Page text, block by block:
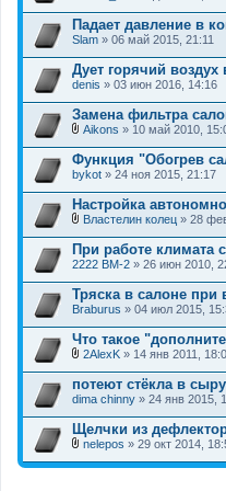
Падает давление в
Slam » 06 май 2015, 21:11
Дует горячий
denis » 03 июн 2016, 14:16
Замена фильтра
л
о
ж
е
н
и
Aikons » 10 май 2010,
Функция "Обогрев
bykot » 24 ноя 2015, 21:17
Настройка
л
о
ж
е
н
и
Властелин колец » 28
При работе
2222 ВМ-2 » 26 июн 2010,
Тряска в салоне
Braburus » 04 июл 2015,
Что такое
л
о
ж
е
н
и
2AlexK » 14 янв 2011,
потеют стёкла в
dima chinny » 24 янв 2015,
Щелчки из
л
nelepos » 29 окт 2014,